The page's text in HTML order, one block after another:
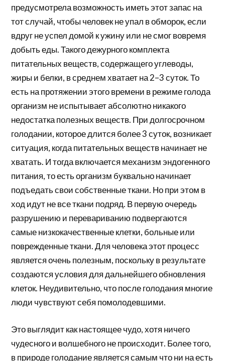
предусмотрела возможность иметь этот запас на
тот случай, чтобы человек не упал в обморок, если
вдруг не успел домой к ужину или не смог вовремя
добыть еды. Такого дежурного комплекта
питательных веществ, содержащего углеводы,
жиры и белки, в среднем хватает на 2–3 суток. То
есть на протяжении этого времени в режиме голода
организм не испытывает абсолютно никакого
недостатка полезных веществ. При долгосрочном
голодании, которое длится более 3 суток, возникает
ситуация, когда питательных веществ начинает не
хватать. И тогда включается механизм эндогенного
питания, то есть организм буквально начинает
подъедать свои собственные ткани. Но при этом в
ход идут не все ткани подряд. В первую очередь
разрушению и перевариванию подвергаются
самые низкокачественные клетки, больные или
поврежденные ткани. Для человека этот процесс
является очень полезным, поскольку в результате
создаются условия для дальнейшего обновления
клеток. Неудивительно, что после голодания многие
люди чувствуют себя помолодевшими.
Это выглядит как настоящее чудо, хотя ничего
чудесного и волшебного не происходит. Более того,
в природе голодание является самым что ни на есть